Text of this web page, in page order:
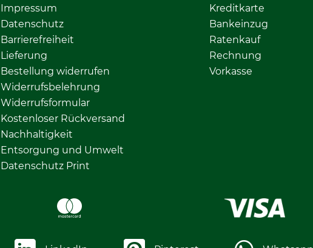
Impressum
Datenschutz
Barrierefreiheit
Lieferung
Bestellung widerrufen
Widerrufsbelehrung
Widerrufsformular
Kostenloser Rückversand
Nachhaltigkeit
Entsorgung und Umwelt
Datenschutz Print
Kreditkarte
Bankeinzug
Ratenkauf
Rechnung
Vorkasse